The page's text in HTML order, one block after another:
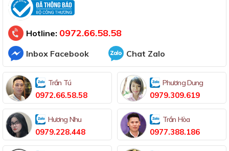
Đã thông báo Bộ Công Thương
Hotline: 0972.66.58.58
Inbox Facebook Chat Zalo
Trần Tú
0972.66.58.58
Phương Dung
0979.309.619
Hương Nhu
0979.228.448
Trần Hòa
0977.388.186